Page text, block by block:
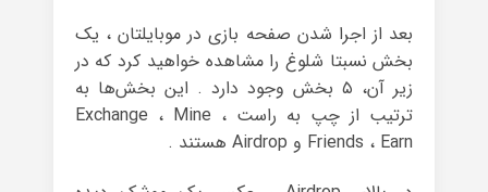
بعد از اجرا شدن صفحه بازی در موبایلتان ، یک
بخش نسبتا شلوغ را مشاهده خواهید کرد که در
زیر آن، ۵ بخش وجود دارد . این بخش‌ها به
ترتیب از چپ به راست Exchange ، Mine ،
Friends ، Earn و Airdrop هستند .